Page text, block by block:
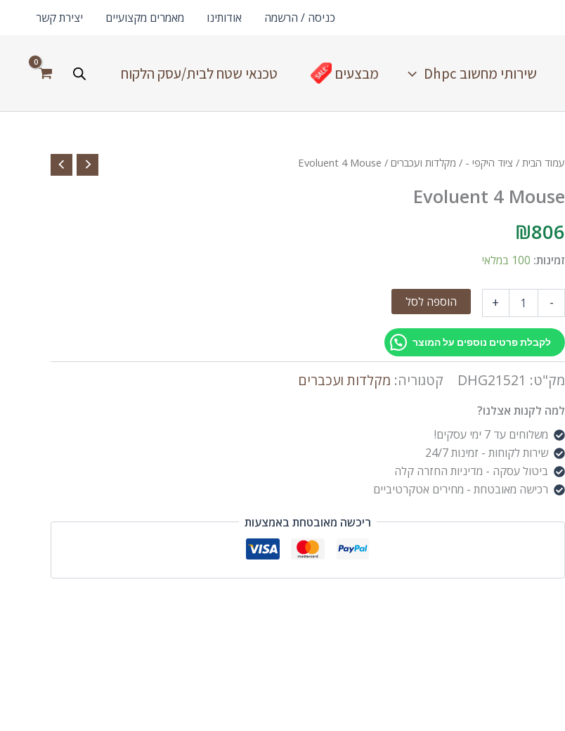
כניסה / הרשמה אודותינו מאמרים מקצועיים יצירת קשר
שירותי מחשוב Dhpc מבצעים טכנאי שטח לבית/עסק הלקוח
עמוד הבית / ציוד היקפי - / מקלדות ועכברים / Evoluent 4 Mouse
Evoluent 4 Mouse
₪806
זמינות: 100 במלאי
-
+ הוספה לסל
לקבלת פרטים נוספים על המוצר
מק"ט: DHG21521 קטגוריה: מקלדות ועכברים
למה לקנות אצלנו?
משלוחים עד 7 ימי עסקים!
שירות לקוחות - זמינות 24/7
ביטול עסקה - מדיניות החזרה קלה
רכישה מאובטחת - מחירים אטקרטיביים
ריכשה מאובטחת באמצעות